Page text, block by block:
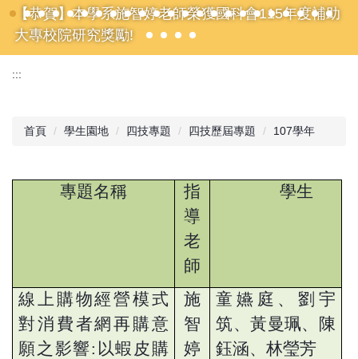
【恭賀】本學系施智婷老師榮獲國科會115年度補助
大專校院研究獎勵!
:::
首頁 學生園地 四技專題 四技歷屆專題 107學年
專題名稱
指
導
老
師
學生
線上購物經營模式
對消費者網再購意
願之影響: 以蝦皮購
施
智
婷
童嬿庭、劉宇
筑、黃曼珮、陳
鈺涵、林瑩芳